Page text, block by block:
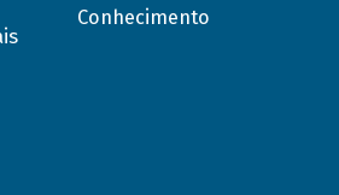
Conhecimento